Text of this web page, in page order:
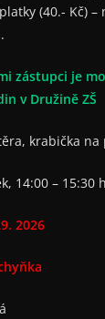
(40.- Kč)
zástupci je
v Družině ZŠ
krabička na
14:00 – 15:30
2026